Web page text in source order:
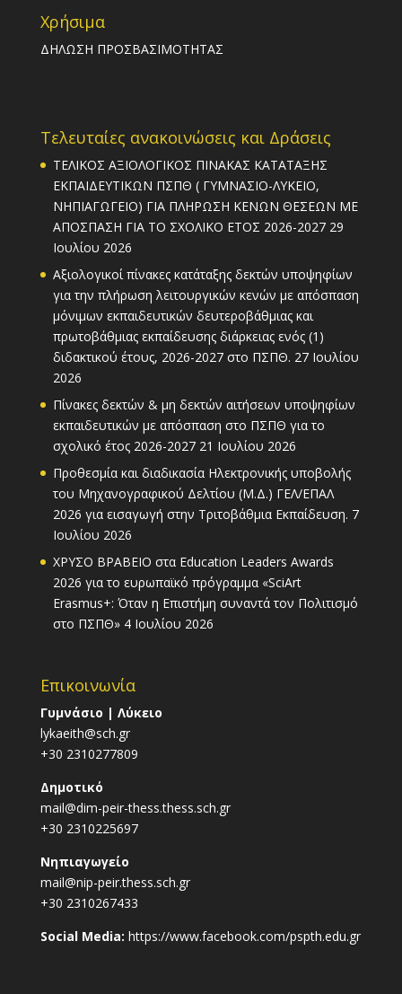
Χρήσιμα
ΔΗΛΩΣΗ ΠΡΟΣΒΑΣΙΜΟΤΗΤΑΣ
Τελευταίες ανακοινώσεις και Δράσεις
ΤΕΛΙΚΟΣ ΑΞΙΟΛΟΓΙΚΟΣ ΠΙΝΑΚΑΣ ΚΑΤΑΤΑΞΗΣ
ΕΚΠΑΙΔΕΥΤΙΚΩΝ ΠΣΠΘ ( ΓΥΜΝΑΣΙΟ-ΛΥΚΕΙΟ,
ΝΗΠΙΑΓΩΓΕΙΟ) ΓΙΑ ΠΛΗΡΩΣΗ ΚΕΝΩΝ ΘΕΣΕΩΝ ΜΕ
ΑΠΟΣΠΑΣΗ ΓΙΑ ΤΟ ΣΧΟΛΙΚΟ ΕΤΟΣ 2026-2027 29
Ιουλίου 2026
Αξιολογικοί πίνακες κατάταξης δεκτών υποψηφίων
για την πλήρωση λειτουργικών κενών με απόσπαση
μόνιμων εκπαιδευτικών δευτεροβάθμιας και
πρωτοβάθμιας εκπαίδευσης διάρκειας ενός (1)
διδακτικού έτους, 2026-2027 στο ΠΣΠΘ. 27 Ιουλίου
2026
Πίνακες δεκτών & μη δεκτών αιτήσεων υποψηφίων
εκπαιδευτικών με απόσπαση στο ΠΣΠΘ για το
σχολικό έτος 2026-2027 21 Ιουλίου 2026
Προθεσμία και διαδικασία Ηλεκτρονικής υποβολής
του Μηχανογραφικού Δελτίου (Μ.Δ.) ΓΕΛ/ΕΠΑΛ
2026 για εισαγωγή στην Τριτοβάθμια Εκπαίδευση. 7
Ιουλίου 2026
ΧΡΥΣΟ ΒΡΑΒΕΙΟ στα Education Leaders Awards
2026 για το ευρωπαϊκό πρόγραμμα «SciArt
Erasmus+: Όταν η Επιστήμη συναντά τον Πολιτισμό
στο ΠΣΠΘ» 4 Ιουλίου 2026
Επικοινωνία
Γυμνάσιο | Λύκειο
lykaeith@sch.gr
+30 2310277809
Δημοτικό
mail@dim-peir-thess.thess.sch.gr
+30 2310225697
Νηπιαγωγείο
mail@nip-peir.thess.sch.gr
+30 2310267433
Social Media: https://www.facebook.com/pspth.edu.gr